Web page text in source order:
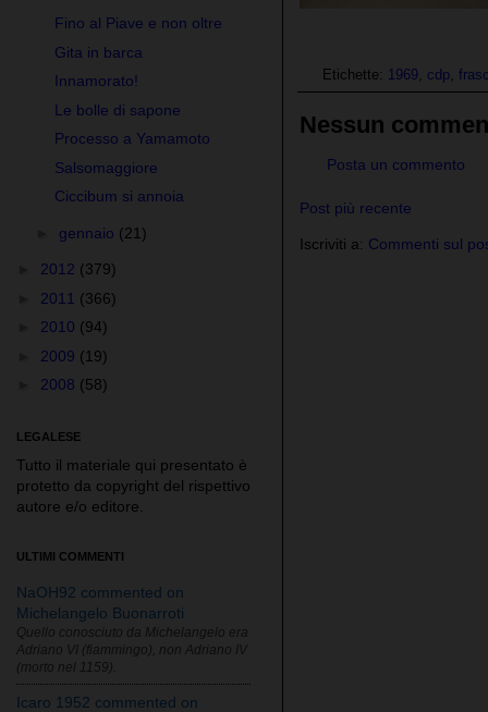
Etichette: 1969, cdp,
Nessun
Posta un commento
Post più recente
Iscriviti a: Commenti sul
Fino al Piave e non oltre
Gita in barca
Innamorato!
Le bolle di sapone
Processo a Yamamoto
Salsomaggiore
Ciccibum si annoia
gennaio (21)
2012 (379)
2011 (366)
2010 (94)
2009 (19)
2008 (58)
LEGALESE
Tutto il materiale qui presentato è
protetto da copyright del rispettivo
autore e/o editore.
ULTIMI COMMENTI
NaOH92 commented on
Michelangelo Buonarroti
Quello conosciuto da Michelangelo era
Adriano VI (fiammingo), non Adriano IV
(morto nel 1159).
Icaro 1952 commented on